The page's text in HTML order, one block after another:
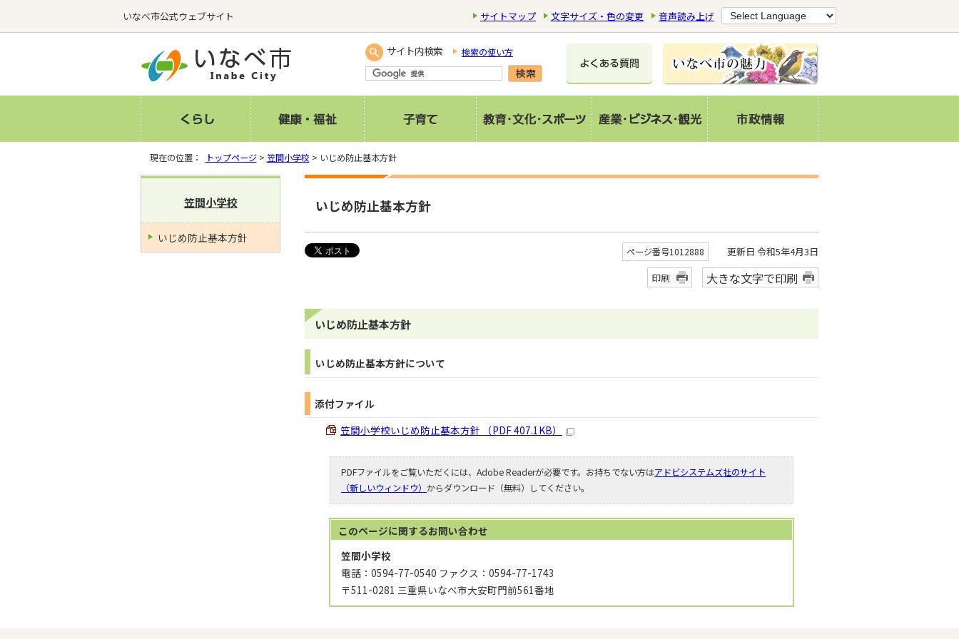
いなべ市公式ウェブサイト サイトマップ 文字サイズ・色の変更 音声読み上げ
サイト内検索 検索の使い方
現在の位置： トップページ> 笠間小学校 > いじめ防止基本方針
いじめ防止基本方針
ページ番号1012888
更新日 令和5年4月3日
印刷
大きな文字で印刷
いじめ防止基本方針
いじめ防止基本方針について
添付ファイル
笠間小学校いじめ防止基本方針 （PDF 407.1KB）
PDFファイルをご覧いただくには、Adobe Readerが必要です。お持ちでない方はアドビシステムズ社のサイト
（新しいウィンドウ） からダウンロード（無料）してください。
このページに関するお問い合わせ
笠間小学校
電話：0594-77-0540 ファクス：0594-77-1743
〒511-0281 三重県いなべ市大安町門前561番地
笠間小学校
いじめ防止基本方針